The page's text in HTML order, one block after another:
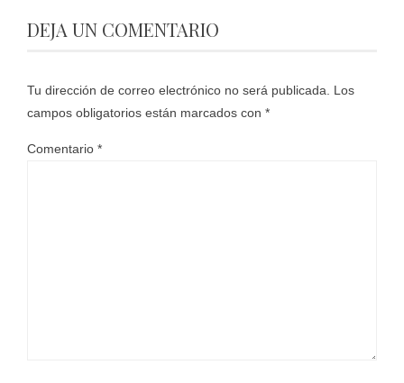
DEJA UN COMENTARIO
Tu dirección de correo electrónico no será publicada.
Los
campos obligatorios están marcados con *
Comentario *